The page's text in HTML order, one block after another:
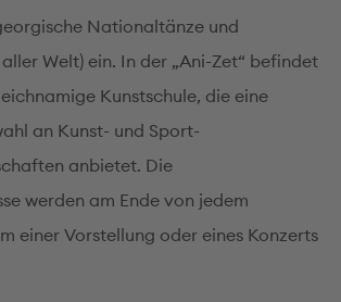
Nationaltänze und
Welt) ein. In der „Ani-Zet“ befindet
Kunstschule, die eine
an Kunst- und Sport-
anbietet. Die
werden am Ende von jedem
einer Vorstellung oder eines Konzerts